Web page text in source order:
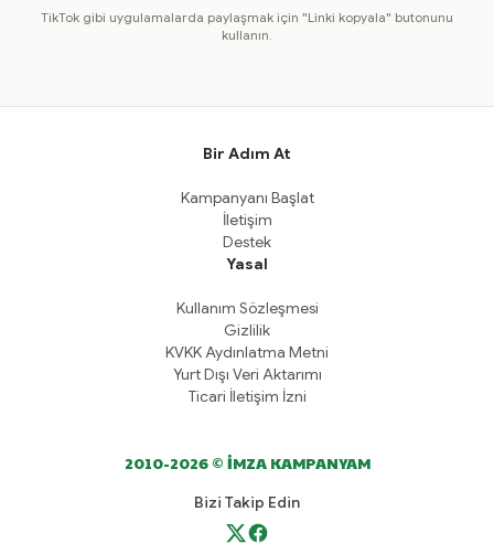
TikTok gibi uygulamalarda paylaşmak için "Linki kopyala" butonunu
kullanın.
Bir Adım At
Kampanyanı Başlat
İletişim
Destek
Yasal
Kullanım Sözleşmesi
Gizlilik
KVKK Aydınlatma Metni
Yurt Dışı Veri Aktarımı
Ticari İletişim İzni
2010-2026 © İMZA KAMPANYAM
Bizi Takip Edin